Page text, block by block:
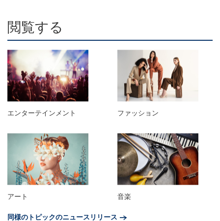
閲覧する
エンターテインメント ファッション
アート
音楽
同様のトピックのニュースリリース